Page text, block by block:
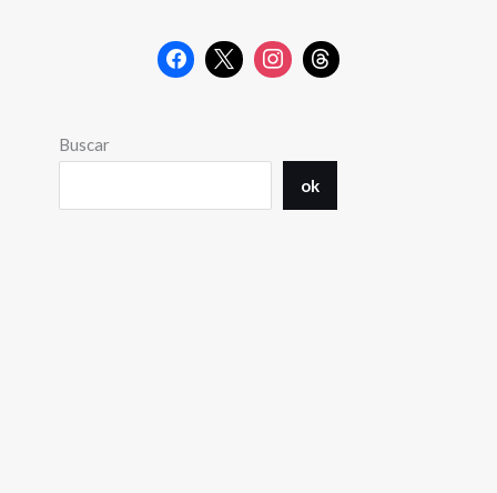
Buscar
ok